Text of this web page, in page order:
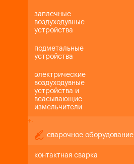
заплечные
воздуходувные
устройства
подметальные
устройства
электрические
воздуходувные
устройства и
всасывающие
измельчители
+-
сварочное оборудование
контактная сварка